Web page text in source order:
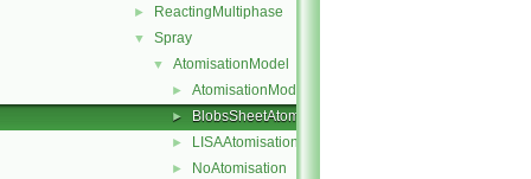
► ReactingMultiphase
▼ Spray
▼ AtomisationModel
► AtomisationModel
► BlobsSheetAtomisation
► LISAAtomisation
► NoAtomisation